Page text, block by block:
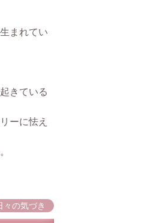
まれてい
きている
ーに怯え
々の気づき